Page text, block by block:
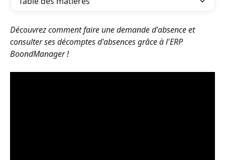
Découvrez comment faire une demande d'absence et
consulter ses décomptes d'absences grâce à l'ERP
BoondManager !